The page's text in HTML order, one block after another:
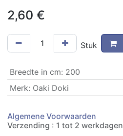
2,60 €
Stuk
Breedte in cm: 200
Merk: Oaki Doki
Algemene Voorwaarden
Verzending : 1 tot 2 werkdagen